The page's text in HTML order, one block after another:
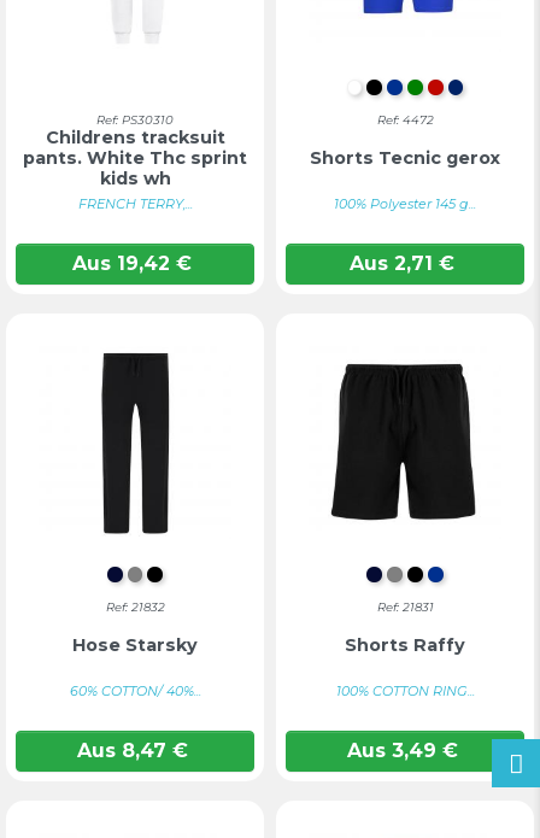
Ref: PS30310
Childrens tracksuit
pants. White Thc sprint
kids wh
FRENCH TERRY,...
Aus 19,42 €
WEIß
SCHWARZ
BLAU
GRÜN
ROT
Ref: 4472
Shorts Tecnic gerox
100% Polyester 145 g...
Aus 2,71 €
DUNKELMARINE
GRAU
SCHWARZ
Ref: 21832
Hose Starsky
60% COTTON/ 40%...
Aus8,47 €
DUNKELMARINE
GRAU
SCHWARZ
BLAU
Ref: 21831
Shorts Raffy
100% COTTON RING...
Aus3,49 €